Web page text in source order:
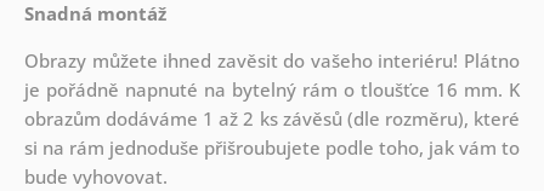
Snadná montáž
Obrazy můžete ihned zavěsit do vašeho interiéru! Plátno
je pořádně napnuté na bytelný rám o tloušťce 16 mm. K
obrazům dodáváme 1 až 2 ks závěsů (dle rozměru), které
si na rám jednoduše přišroubujete podle toho, jak vám to
bude vyhovovat.